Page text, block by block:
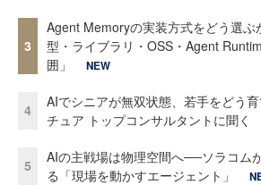
3
Agent Memoryの実装方式をどう選ぶ
型・ライブラリ・OSS・Agent
囲」
NEW
4
AIでシニアが無双状態、若手をどう
チュア トップコンサルタントに聞く
5
AIの主戦場は物理空間へ──ソラコム
る「現場を動かすエージェント」